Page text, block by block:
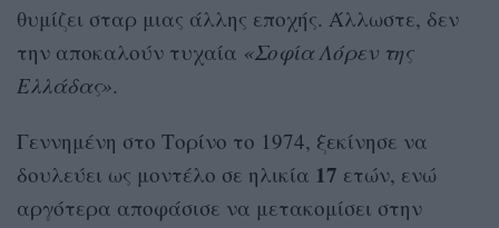
θυμίζει σταρ μιας άλλης εποχής. Άλλωστε, δεν
την αποκαλούν τυχαία «Σοφία Λόρεν της
Ελλάδας».
Γεννημένη στο Τορίνο το 1974, ξεκίνησε να
δουλεύει ως μοντέλο σε ηλικία 17 ετών, ενώ
αργότερα αποφάσισε να μετακομίσει στην